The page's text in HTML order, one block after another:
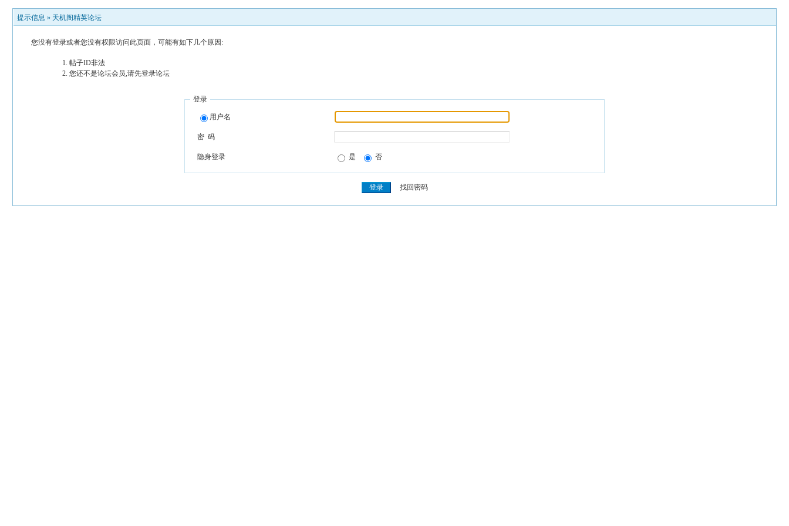
提示信息 » 天机阁精英论坛
您没有登录或者您没有权限访问此页面，可能有如下几个原因:
帖子ID非法
您还不是论坛会员,请先登录论坛
登录
用户名
密 码
隐身登录 是 否
找回密码